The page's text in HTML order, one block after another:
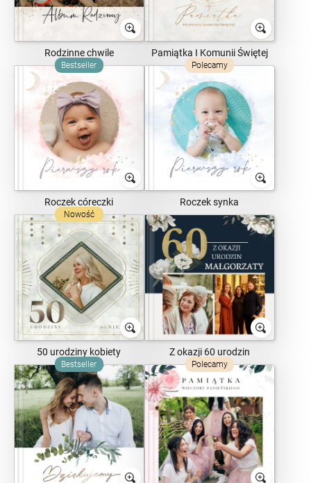
Rodzinne chwile Pamiątka I Komunii Świętej
Bestseller
Roczek córeczki
Polecamy
Roczek synka
Nowość
50 urodziny kobiety Z okazji 60 urodzin
Bestseller Polecamy